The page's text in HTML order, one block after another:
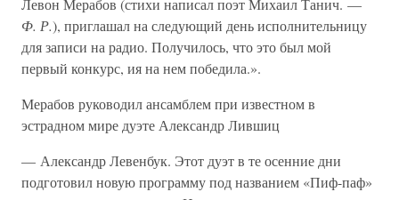
Левон Мерабов (стихи написал поэт Михаил Танич. —
Ф. Р.), приглашал на следующий день исполнительницу
для записи на радио. Получилось, что это был мой
первый конкурс, ия на нем победила.».
Мерабов руководил ансамблем при известном в
эстрадном мире дуэте Александр Лившиц
— Александр Левенбук. Этот дуэт в те осенние дни
подготовил новую программу под названием «Пиф-паф»